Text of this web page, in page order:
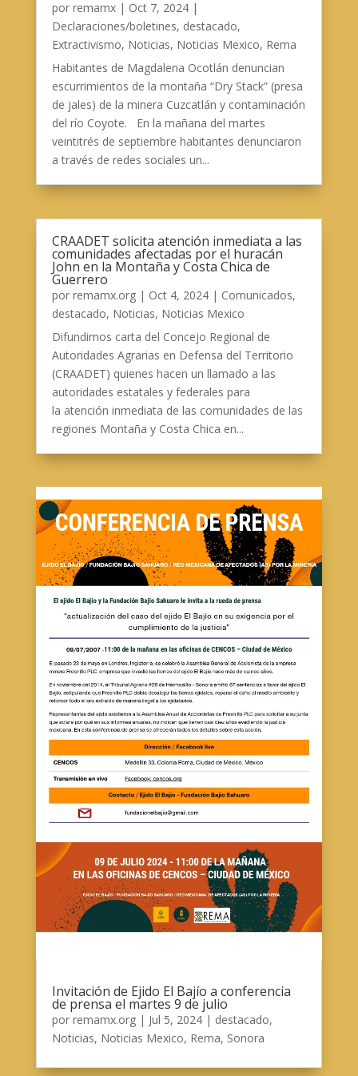
por remamx| Oct 7, 2024|
Declaraciones/boletines, destacado,
Extractivismo, Noticias, Noticias Mexico, Rema
Habitantes de Magdalena Ocotlán denuncian
escurrimientos de la montaña “Dry Stack” (presa
de jales) de la minera Cuzcatlán y contaminación
del río Coyote. En la mañana del martes
veintitrés de septiembre habitantes denunciaron
a través de redes sociales un...
CRAADET solicita atención inmediata a las
comunidades afectadas por el huracán
John en la Montaña y Costa Chica de
Guerrero
por remamx.org| Oct 4, 2024| Comunicados,
destacado, Noticias, Noticias Mexico
Difundimos carta del Concejo Regional de
Autoridades Agrarias en Defensa del Territorio
(CRAADET) quienes hacen un llamado a las
autoridades estatales y federales para
la atención inmediata de las comunidades de las
regiones Montaña y Costa Chica en...
Invitación de Ejido El Bajío a conferencia
de prensa el martes 9 de julio
por remamx.org| Jul 5, 2024| destacado,
Noticias, Noticias Mexico, Rema, Sonora